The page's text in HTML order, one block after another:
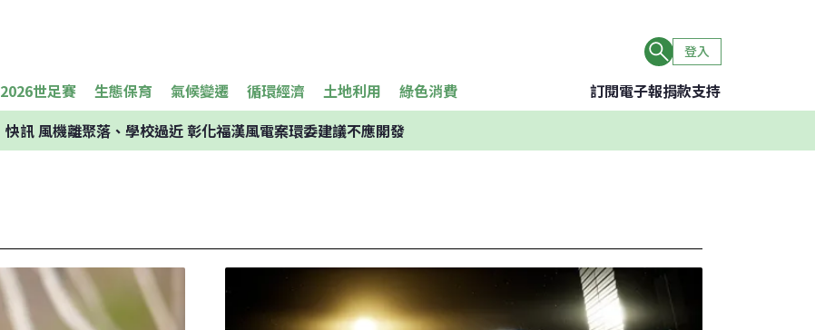
登入
2026世足賽 生態保育 氣候變遷 循環經濟 土地利用 綠色消費 訂閱電子報捐款支持
快訊風機離聚落、學校過近 彰化福漢風電案環委建議不應開發